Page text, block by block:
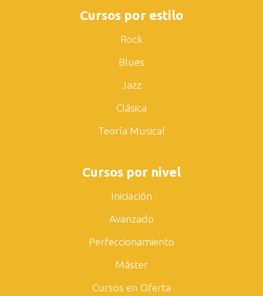
Cursos por estilo
Rock
Blues
Jazz
Clásica
Teoría Musical
Cursos por nivel
Iniciación
Avanzado
Perfeccionamiento
Máster
Cursos en Oferta